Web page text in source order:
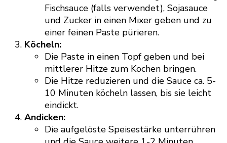
Fischsauce (falls verwendet), Sojasauce
und Zucker in einen Mixer geben und zu
einer feinen Paste pürieren.
Köcheln:
Die Paste in einen Topf geben und bei
mittlerer Hitze zum Kochen bringen.
Die Hitze reduzieren und die Sauce ca. 5-
10 Minuten köcheln lassen, bis sie leicht
eindickt.
Andicken:
Die aufgelöste Speisestärke unterrühren